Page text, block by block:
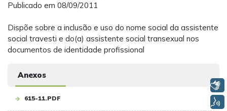
Publicado em 08/09/2011
Dispõe sobre a inclusão e uso do nome social da assistente
social travesti e do(a) assistente social transexual nos
documentos de identidade profissional
Anexos
615-11.PDF